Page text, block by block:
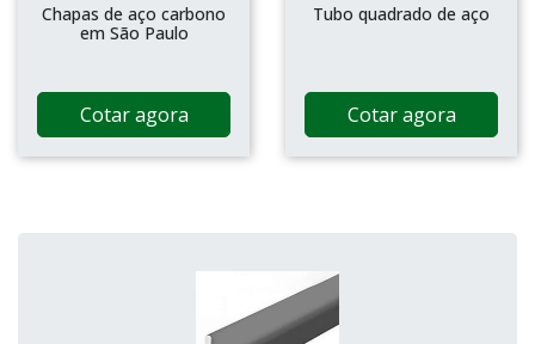
Chapas de aço carbono
em São Paulo
Cotar agora
Tubo quadrado de aço
Cotar agora